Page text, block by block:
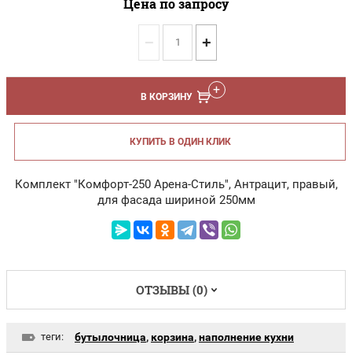
Цена по запросу
− +
В КОРЗИНУ
КУПИТЬ В ОДИН КЛИК
Комплект "Комфорт-250 Арена-Стиль", Антрацит, правый,
для фасада шириной 250мм
ОТЗЫВЫ (0)
теги: бутылочница,корзина,наполнение кухни